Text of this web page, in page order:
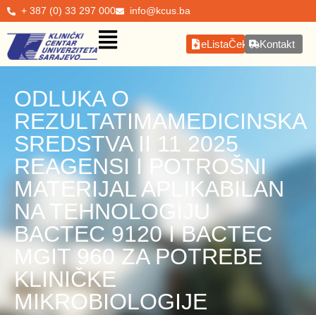
+ 387 (0) 33 297 000 info@kcus.ba
eListaČekanjaKontakt
ODLUKA O
REZULTATIMAMEDICINSKA
SREDSTVA II 11 2025
REAGENSI I POTROŠNI
MATERIJAL APLIKABILAN
NA TEHNOLOGIJU
BACTEC 9120 I BACTEC
MGIT 960 ZA POTREBE
KLINIČKE
MIKROBIOLOGIJE